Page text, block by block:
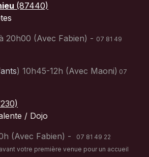
(87440)
20h00 (Avec Fabien) - 07 81 49
) 10h45-12h (Avec Maoni) 07
/ Dojo
(Avec Fabien) -
07 81 49 22
votre première venue pour un accueil